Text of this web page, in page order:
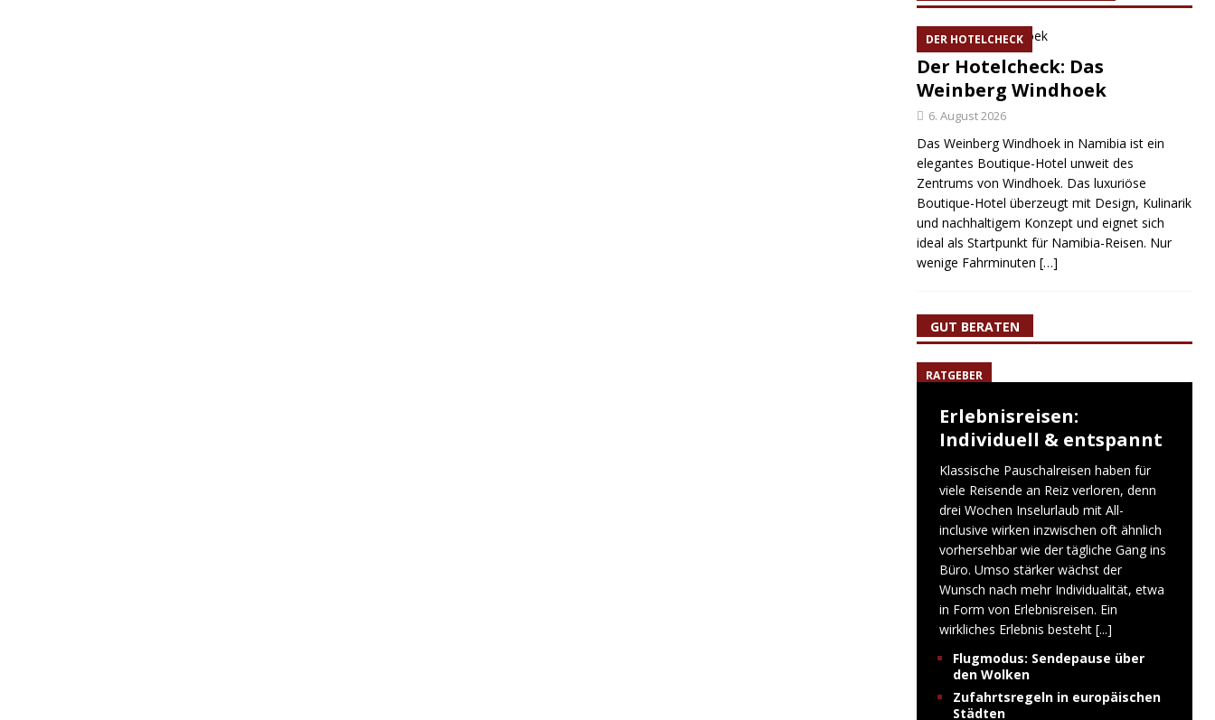
DER HOTELCHECK
Der Hotelcheck: Das
Weinberg Windhoek
6. August 2026
Das Weinberg Windhoek in Namibia ist ein
elegantes Boutique-Hotel unweit des
Zentrums von Windhoek. Das luxuriöse
Boutique-Hotel überzeugt mit Design, Kulinarik
und nachhaltigem Konzept und eignet sich
ideal als Startpunkt für Namibia-Reisen. Nur
wenige Fahrminuten […]
GUT BERATEN
RATGEBER
Erlebnisreisen:
Individuell & entspannt
Klassische Pauschalreisen haben für
viele Reisende an Reiz verloren, denn
drei Wochen Inselurlaub mit All-
inclusive wirken inzwischen oft ähnlich
vorhersehbar wie der tägliche Gang ins
Büro. Umso stärker wächst der
Wunsch nach mehr Individualität, etwa
in Form von Erlebnisreisen. Ein
wirkliches Erlebnis besteht [...]
Flugmodus: Sendepause über
den Wolken
Zufahrtsregeln in europäischen
Städten